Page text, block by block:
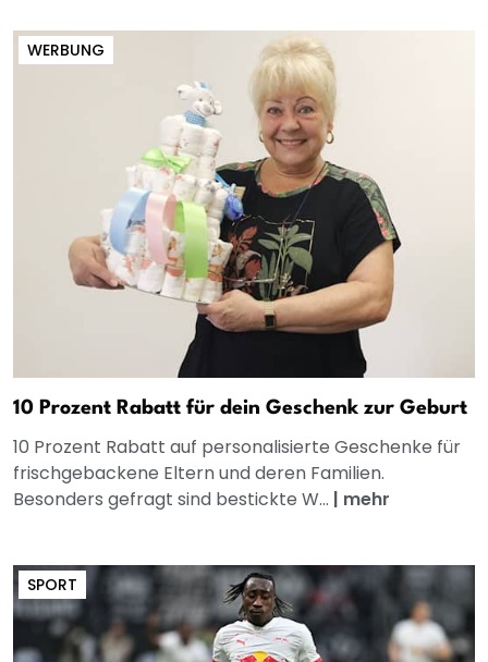
WERBUNG
10 Prozent Rabatt für dein Geschenk zur Geburt
10 Prozent Rabatt auf personalisierte Geschenke für
frischgebackene Eltern und deren Familien.
Besonders gefragt sind bestickte W... | mehr
SPORT